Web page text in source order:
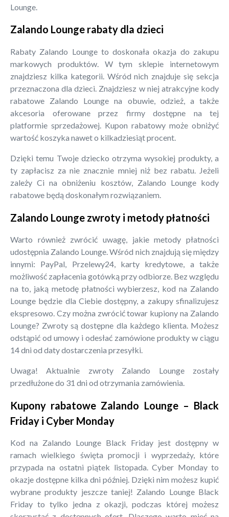
Lounge.
Zalando Lounge rabaty dla dzieci
Rabaty Zalando Lounge to doskonała okazja do zakupu
markowych produktów. W tym sklepie internetowym
znajdziesz kilka kategorii. Wśród nich znajduje się sekcja
przeznaczona dla dzieci. Znajdziesz w niej atrakcyjne kody
rabatowe Zalando Lounge na obuwie, odzież, a także
akcesoria oferowane przez firmy dostępne na tej
platformie sprzedażowej. Kupon rabatowy może obniżyć
wartość koszyka nawet o kilkadziesiąt procent.
Dzięki temu Twoje dziecko otrzyma wysokiej produkty, a
ty zapłacisz za nie znacznie mniej niż bez rabatu. Jeżeli
zależy Ci na obniżeniu kosztów, Zalando Lounge kody
rabatowe będą doskonałym rozwiązaniem.
Zalando Lounge zwroty i metody płatności
Warto również zwrócić uwagę, jakie metody płatności
udostępnia Zalando Lounge. Wśród nich znajdują się między
innymi: PayPal, Przelewy24, karty kredytowe, a także
możliwość zapłacenia gotówką przy odbiorze. Bez względu
na to, jaką metodę płatności wybierzesz, kod na Zalando
Lounge będzie dla Ciebie dostępny, a zakupy sfinalizujesz
ekspresowo. Czy można zwrócić towar kupiony na Zalando
Lounge? Zwroty są dostępne dla każdego klienta. Możesz
odstąpić od umowy i odesłać zamówione produkty w ciągu
14 dni od daty dostarczenia przesyłki.
Uwaga! Aktualnie zwroty Zalando Lounge zostały
przedłużone do 31 dni od otrzymania zamówienia.
Kupony rabatowe Zalando Lounge – Black
Friday i Cyber Monday
Kod na Zalando Lounge Black Friday jest dostępny w
ramach wielkiego święta promocji i wyprzedaży, które
przypada na ostatni piątek listopada. Cyber Monday to
okazje dostępne kilka dni później. Dzięki nim możesz kupić
wybrane produkty jeszcze taniej! Zalando Lounge Black
Friday to tylko jedna z okazji, podczas której możesz